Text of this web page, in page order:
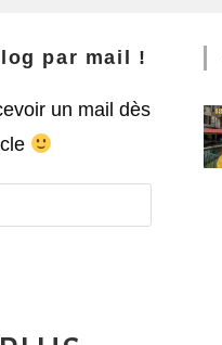
par mail !
un mail dès